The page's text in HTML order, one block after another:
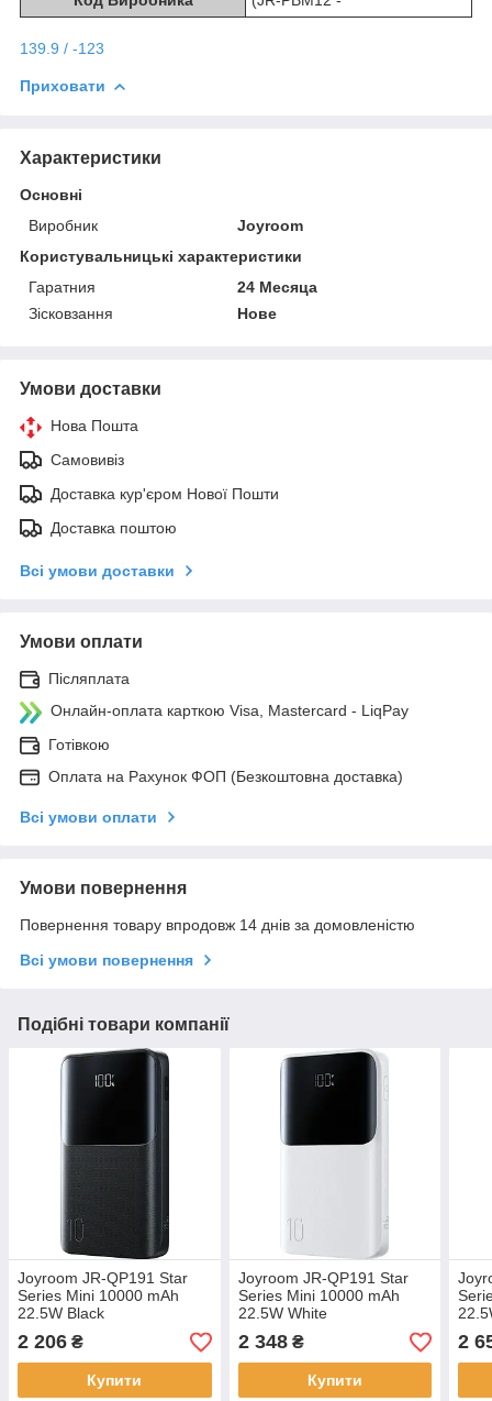
139.9 / -123
Приховати
Характеристики
Основні
Виробник
Joyroom
Користувальницькі характеристики
Гаратния
24 Месяца
Зісковзання
Нове
Умови доставки
Нова Пошта
Самовивіз
Доставка кур'єром Нової Пошти
Доставка поштою
Всі умови доставки
Умови оплати
Післяплата
Онлайн-оплата карткою Visa, Mastercard - LiqPay
Готівкою
Оплата на Рахунок ФОП (Безкоштовна доставка)
Всі умови оплати
Умови повернення
Повернення товару впродовж 14 днів за домовленістю
Всі умови повернення
Подібні товари компанії
Joyroom JR-QP191 Star
Series Mini 10000 mAh
22.5W Black
2 206 ₴
Купити
Joyroom JR-QP191 Star
Series Mini 10000 mAh
22.5W White
2 348₴
Купити
2